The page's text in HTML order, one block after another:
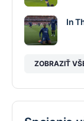
In
ZOBRAZIŤ